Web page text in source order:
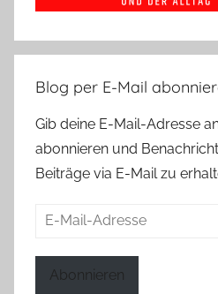
Blog per E-Mail
Gib deine E-Mail-Adresse
abonnieren und
Beiträge via E-Mail zu
E-
Abonnieren